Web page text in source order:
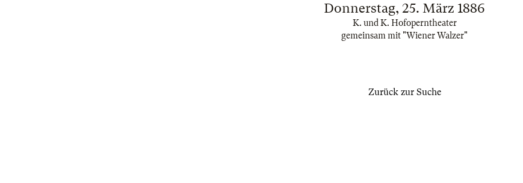
Donnerstag, 25. März 1886
K. und K. Hofoperntheater
gemeinsam mit "Wiener Walzer"
Zurück zur Suche